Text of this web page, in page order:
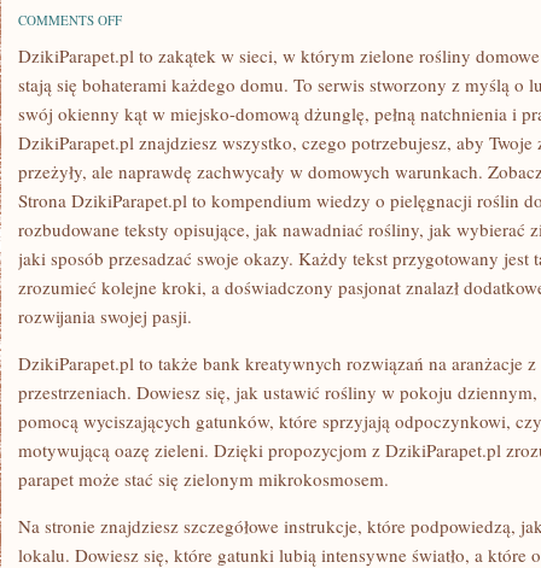
COMMENTS OFFON
NA
I
TARASIE
DzikiParapet.pl to zakątek w sieci, w którym zielone rośliny
stają się bohaterami każdego domu. To serwis stworzony z myślą o
swój okienny kąt w miejsko-domową dżunglę, pełną natchnienia i
DzikiParapet.pl znajdziesz wszystko, czego potrzebujesz, aby
przeżyły, ale naprawdę zachwycały w domowych warunkach.
Strona DzikiParapet.pl to kompendium wiedzy o pielęgnacji roślin
rozbudowane teksty opisujące, jak nawadniać rośliny, jak wybierać
jaki sposób przesadzać swoje okazy. Każdy tekst przygotowany jest
zrozumieć kolejne kroki, a doświadczony pasjonat znalazł
rozwijania swojej pasji.
DzikiParapet.pl to także bank kreatywnych rozwiązań na aranżacje
przestrzeniach. Dowiesz się, jak ustawić rośliny w pokoju
pomocą wyciszających gatunków, które sprzyjają odpoczynkowi,
motywującą oazę zieleni. Dzięki propozycjom z DzikiParapet.pl
parapet może stać się zielonym mikrokosmosem.
Na stronie znajdziesz szczegółowe instrukcje, które podpowiedzą,
lokalu. Dowiesz się, które gatunki lubią intensywne światło, a które